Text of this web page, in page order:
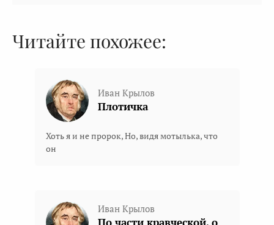
Читайте похожее:
Иван Крылов
Плотичка
Хоть я и не пророк, Но, видя мотылька, что
он
Иван Крылов